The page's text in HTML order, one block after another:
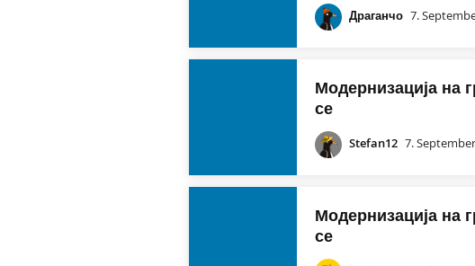
Драганчо 7.
Модернизација на
се
Stefan12 7.
Модернизација на
се